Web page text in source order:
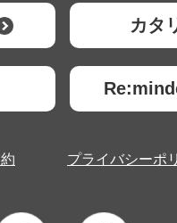
カタ
プライバシーポ